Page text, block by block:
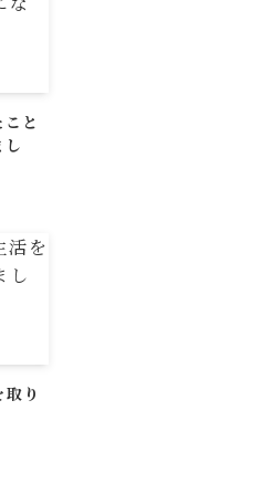
と
り